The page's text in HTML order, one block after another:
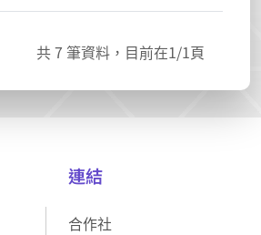
共7 筆資料，目前在1/1頁
連結
合作社